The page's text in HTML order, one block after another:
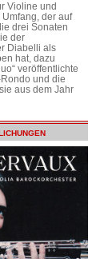
Violine und
der auf
drei Sonaten
der
Diabelli als
hat, dazu
veröffentlichte
und die
aus dem Jahr